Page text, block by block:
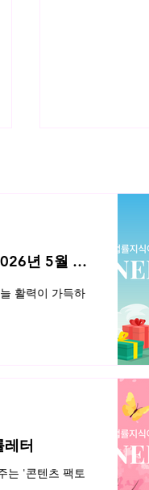
인터넷·SNS 타
적 문제
년 5월 네
활력이 가득하
터
는 '콘텐츠 팩토